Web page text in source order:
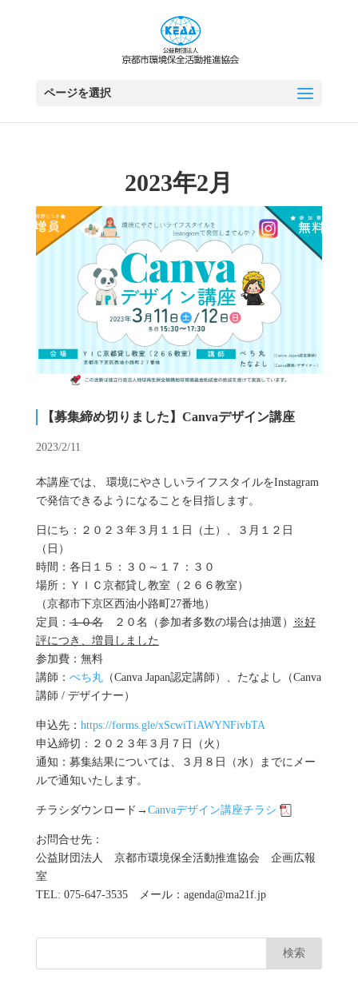
ページを選択
2023年2月
【募集締め切りました】Canvaデザイン講座
2023/2/11
本講座では、 環境にやさしいライフスタイルをInstagram
で発信できるようになることを目指します。
日にち：２０２３年３月１１日（土）、３月１２日
（日）
時間：各日１５：３０～１７：３０
場所：ＹＩＣ京都貸し教室（２６６教室）
（京都市下京区西油小路町27番地）
定員：１０名２０名（参加者多数の場合は抽選）
※好
評につき、増員しました
参加費：無料
講師： ぺち丸（Canva Japan認定講師）、たなよし（Canva
講師 / デザイナー）
申込先： https://forms.gle/xScwiTiAWYNFivbTA
申込締切：２０２３年３月７日（火）
通知：募集結果については、３月８日（水）までにメー
ルで通知いたします。
チラシダウンロード→ Canvaデザイン講座チラシ
お問合せ先：
公益財団法人 京都市環境保全活動推進協会 企画広報
室
TEL: 075-647-3535 メール：agenda@ma21f.jp